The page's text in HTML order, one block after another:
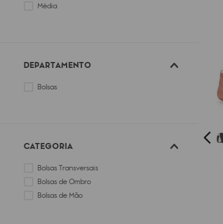
Média
DEPARTAMENTO
Bolsas
CATEGORIA
Bolsas Transversais
Bolsas de Ombro
Bolsas de Mão